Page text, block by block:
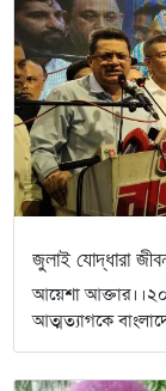
জুলাই যোদ্ধারা
আয়েশা
আত্মত্যাগকে